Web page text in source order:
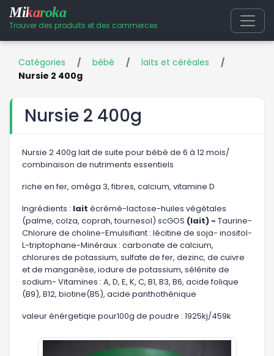
Mikaroka
Trouver des produits et des commerces
Catégories / bébé / laits et céréales
/
Nursie 2 400g
Nursie 2 400g
Nursie 2 400g lait de suite pour bébé de 6 à 12 mois/
combinaison de nutriments essentiels
riche en fer, oméga 3, fibres, calcium, vitamine D
Ingrédients : lait écrémé-lactose-huiles végétales
(palme, colza, coprah, tournesol) scGOS (lait) - Taurine-
Chlorure de choline-Emulsifiant : lécitine de soja- inositol-
L-triptophane-Minéraux : carbonate de calcium,
chlorures de potassium, sulfate de fer, dezinc, de cuivre
et de manganèse, iodure de potassium, sélénite de
sodium- Vitamines : A, D, E, K, C, B1, B3, B6, acide folique
(B9), B12, biotine(B5), acide panthothénique
valeur énérgetiqie pour100g de poudre : 1925kj/459k